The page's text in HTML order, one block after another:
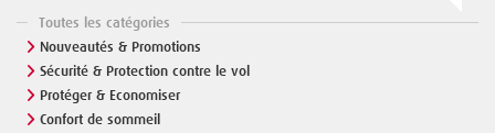
Toutes les catégories
Nouveautés & Promotions
Sécurité & Protection contre le vol
Protéger & Economiser
Confort de sommeil